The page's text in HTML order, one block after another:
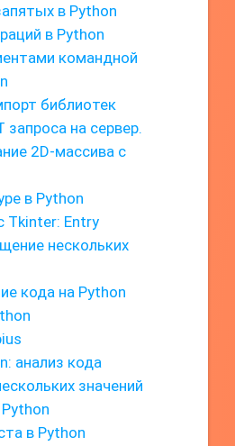
в Python
в Python
командной
библиотек
запроса на сервер.
2D-массива с
в Python
Tkinter: Entry
нескольких
кода на Python
анализ кода
значений
в Python